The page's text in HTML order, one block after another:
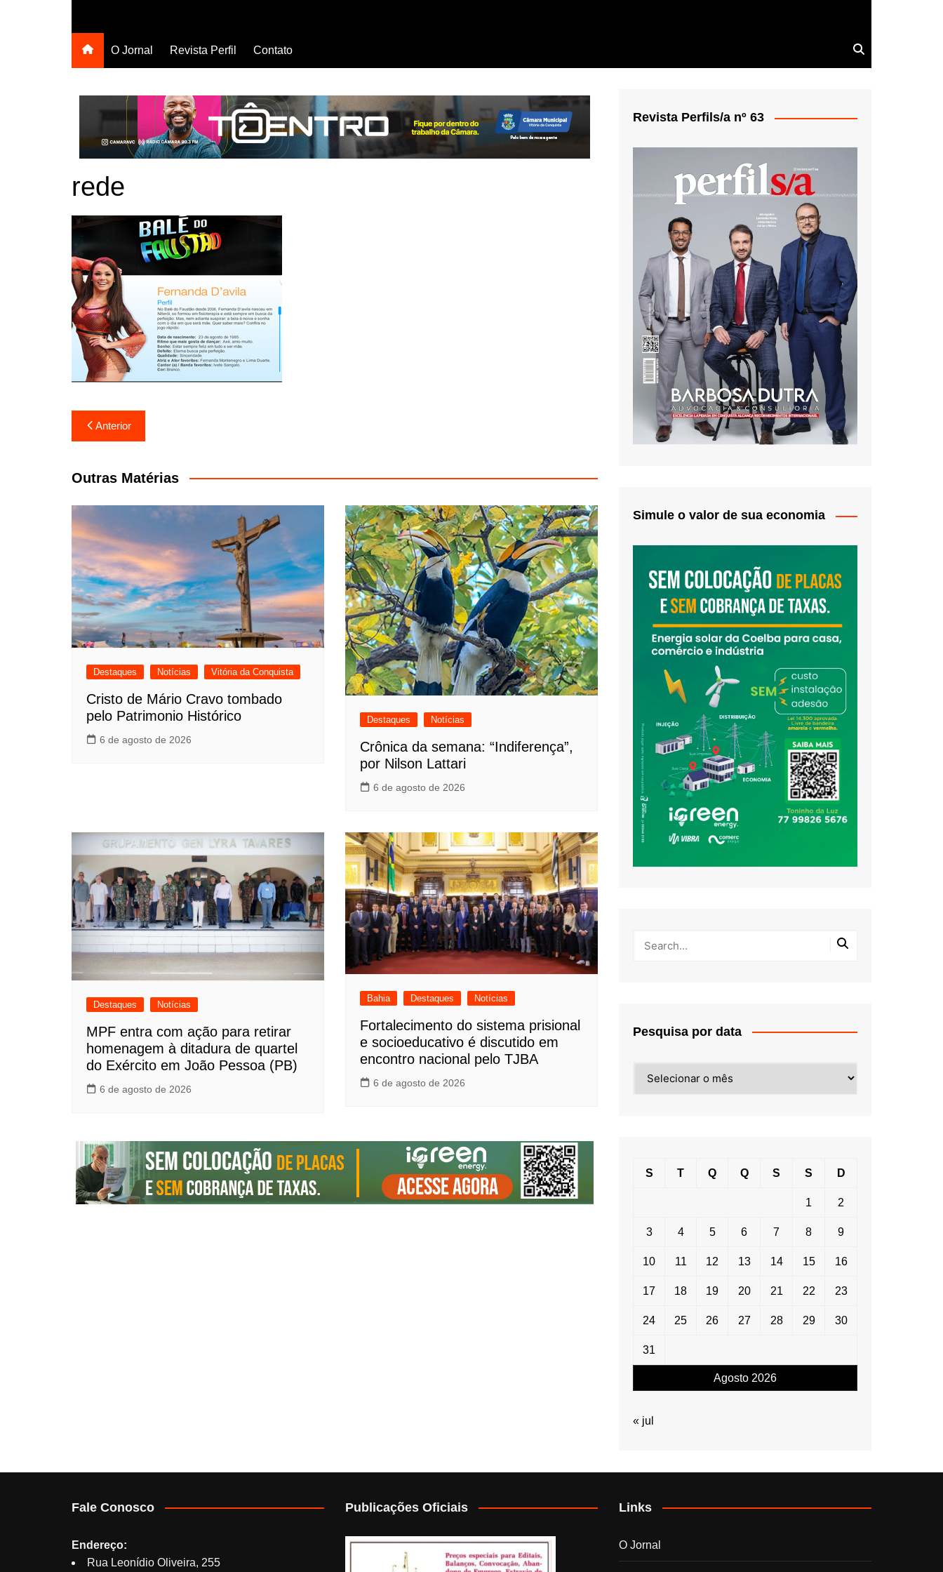
O Jornal Revista Perfil Contato
rede
Navegação
de
Post
Anterior
Outras Matérias
Destaques Notícias Vitória da Conquista
Cristo de Mário Cravo tombado
pelo Patrimonio Histórico
6 de agosto de 2026
Destaques Notícias
Crônica da semana: “Indiferença”,
por Nilson Lattari
6 de agosto de 2026
Destaques Notícias
MPF entra com ação para retirar
homenagem à ditadura de quartel
do Exército em João Pessoa (PB)
6 de agosto de 2026
Bahia Destaques Notícias
Fortalecimento do sistema prisional
e socioeducativo é discutido em
encontro nacional pelo TJBA
6 de agosto de 2026
Revista Perfils/a nº 63
Simule o valor de sua economia
Pesquisa por data
por
Agosto 2026
S T Q Q S S D
1 2
3 4 5 6 7 8 9
10 11 12 13 14 15 16
17 18 19 20 21 22 23
24 25 26 27 28 29 30
31
« jul
Fale Conosco
Endereço:
Rua Leonídio Oliveira, 255
Publicações Oficiais Links
O Jornal